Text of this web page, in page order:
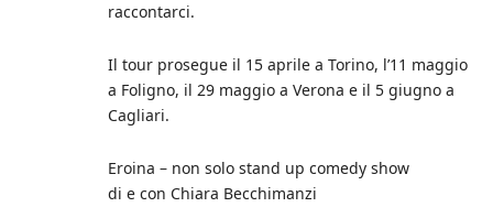
raccontarci.
Il tour prosegue il 15 aprile a Torino, l’11 maggio
a Foligno, il 29 maggio a Verona e il 5 giugno a
Cagliari.
Eroina – non solo stand up comedy show
di e con Chiara Becchimanzi